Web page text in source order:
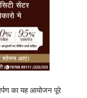
का यह आयोजन पूरे